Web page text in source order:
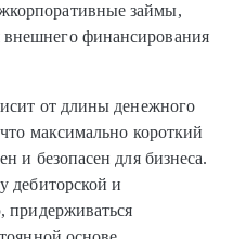
займы,
финансирования
от длины денежного
максимально короткий
и безопасен для бизнеса.
дебиторской и
придерживаться